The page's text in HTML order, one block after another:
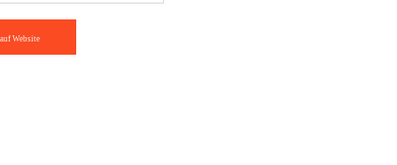
Website